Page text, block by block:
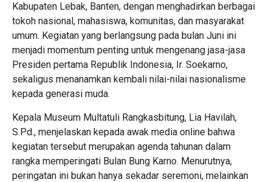
Kabupaten Lebak, Banten, dengan menghadirkan berbagai
tokoh nasional, mahasiswa, komunitas, dan masyarakat
umum. Kegiatan yang berlangsung pada bulan Juni ini
menjadi momentum penting untuk mengenang jasa-jasa
Presiden pertama Republik Indonesia, Ir. Soekarno,
sekaligus menanamkan kembali nilai-nilai nasionalisme
kepada generasi muda.
Kepala Museum Multatuli Rangkasbitung, Lia Havilah,
S.Pd., menjelaskan kepada awak media online bahwa
kegiatan tersebut merupakan agenda tahunan dalam
rangka memperingati Bulan Bung Karno. Menurutnya,
peringatan ini bukan hanya sekadar seremoni, melainkan